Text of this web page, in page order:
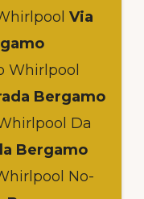
Via
Whirlpool
Bergamo
Da
Bergamo
No-